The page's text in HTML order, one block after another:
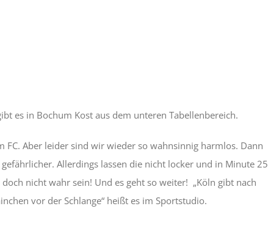
es in Bochum Kost aus dem unteren Tabellenbereich.
FC. Aber leider sind wir wieder so wahnsinnig harmlos. Dann
Allerdings lassen die nicht locker und in Minute 25
nicht wahr sein! Und es geht so weiter! „Köln gibt nach
vor der Schlange“ heißt es im Sportstudio.